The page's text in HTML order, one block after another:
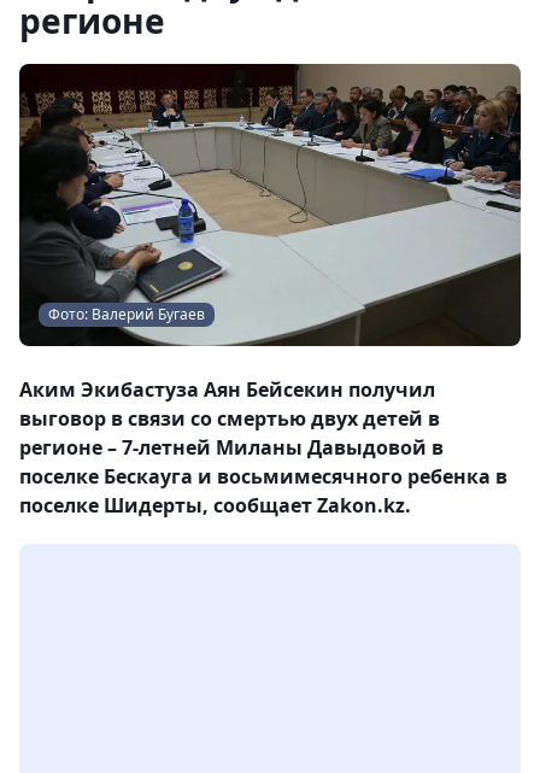
регионе
Фото: Валерий Бугаев
Аким Экибастуза Аян Бейсекин получил
выговор в связи со смертью двух детей в
регионе – 7-летней Миланы Давыдовой в
поселке Бескауга и восьмимесячного ребенка в
поселке Шидерты, сообщает Zakon.kz.